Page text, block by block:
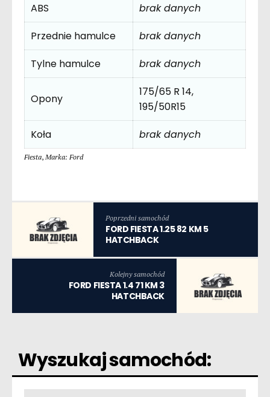
ABS
brak danych
Przednie hamulce
brak danych
Tylne hamulce
brak danych
Opony
175/65 R 14,
195/50R15
Koła
brak danych
Fiesta, Marka: Ford
Poprzedni samochód
FORD FIESTA 1.25 82 KM 5
HATCHBACK
Kolejny samochód
FORD FIESTA 1.4 71 KM 3
HATCHBACK
Wyszukaj samochód: